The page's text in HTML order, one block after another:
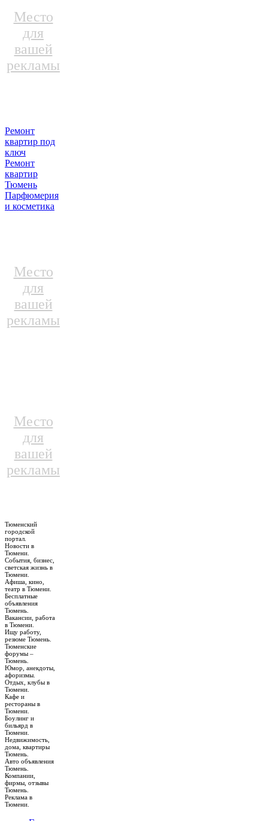
Место
для
вашей
рекламы
Ремонт
квартир под
ключ
Ремонт
квартир
Тюмень
Парфюмерия
и косметика
Место
для
вашей
рекламы
Место
для
вашей
рекламы
Тюменский
городской
портал.
Новости в
Тюмени.
События, бизнес,
светская жизнь в
Тюмени.
Афиша, кино,
театр в Тюмени.
Бесплатные
объявления
Тюмень.
Вакансии, работа
в Тюмени.
Ищу работу,
резюме Тюмень.
Тюменские
форумы –
Тюмень.
Юмор, анекдоты,
афоризмы.
Отдых, клубы в
Тюмени.
Кафе и
рестораны в
Тюмени.
Боулинг и
бильярд в
Тюмени.
Недвижимость,
дома, квартиры
Тюмень.
Авто объявления
Тюмень.
Компании,
фирмы, отзывы
Тюмень.
Реклама в
Тюмени.